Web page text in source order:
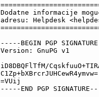
Dodatne informacije
adresu: Helpdesk
-----BEGIN PGP
Version: GnuPG v1
iD8DBQFlTfM/
C1Zp+bXBrcrJUHCewR4ymvw=
=VUij
-----END PGP